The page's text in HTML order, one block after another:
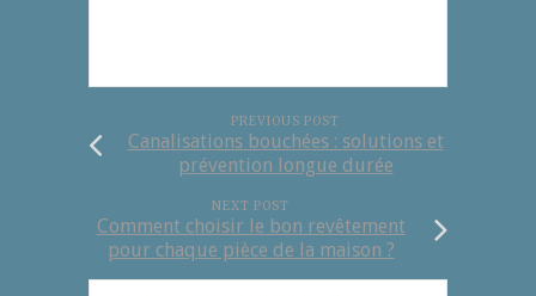
PREVIOUS POST
Canalisations bouchées : solutions et
prévention longue durée
NEXT POST
Comment choisir le bon revêtement
pour chaque pièce de la maison ?